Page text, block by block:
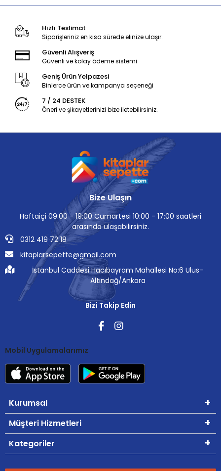
Hızlı Teslimat
Siparişleriniz en kısa sürede elinize ulaşır.
Güvenli Alışveriş
Güvenli ve kolay ödeme sistemi
Geniş Ürün Yelpazesi
Binlerce ürün ve kampanya seçeneği
7 / 24 DESTEK
Öneri ve şikayetlerinizi bize iletebilirsiniz.
Bize Ulaşın
Haftaiçi 09:00 - 19:00 Cumartesi 10:00 - 17:00 saatleri
arasında ulaşabilirsiniz.
0312 419 72 18
kitaplarsepette@gmail.com
İstanbul Caddesi Hacıbayram Mahallesi No:6 Ulus-
Altındağ/Ankara
Bizi Takip Edin
Mobil Uygulamalarımız
Kurumsal
Müşteri Hizmetleri
Kategoriler